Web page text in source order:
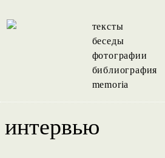
тексты
беседы
фотографии
библиография
memoria
интервью